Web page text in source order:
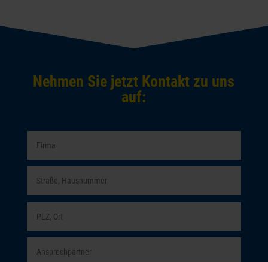
Nehmen Sie jetzt Kontakt zu uns
auf: